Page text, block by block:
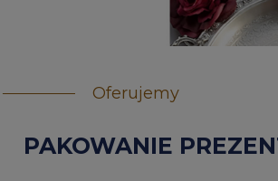
Oferujemy
PAKOWANIE